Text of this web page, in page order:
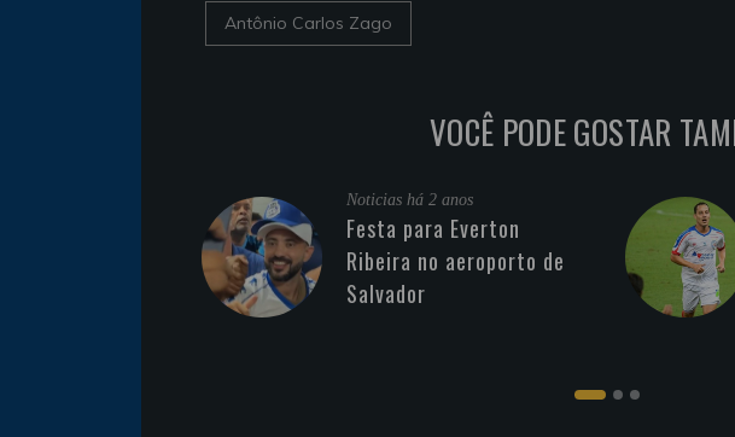
Antônio Carlos Zago
VOCÊ PODE GOSTAR
Noticias há 2 anos
Festa para Everton
Ribeira no aeroporto de
Salvador